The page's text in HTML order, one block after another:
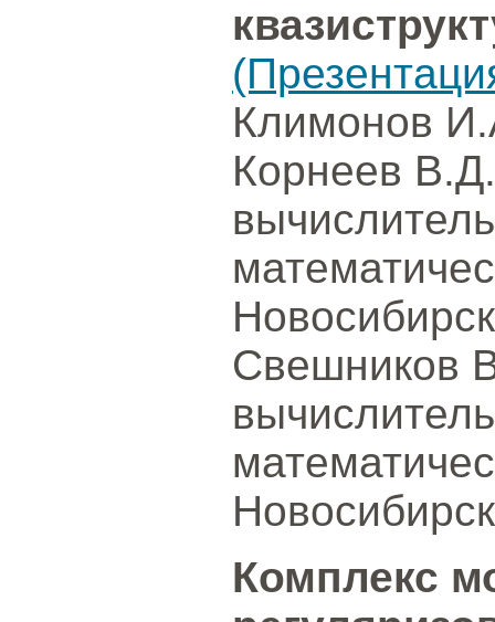
Климонов
Корнеев
Свешников
Комплекс